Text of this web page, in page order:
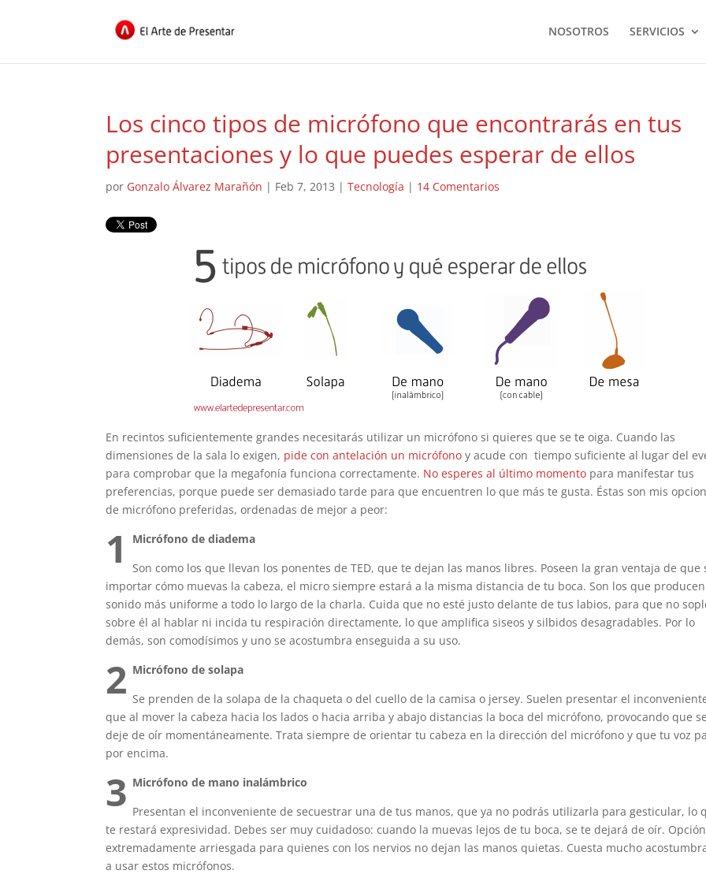
NOSOTROS SERVICIOS
Los cinco tipos de micrófono que encontrarás en tus
presentaciones y lo que puedes esperar de ellos
por Gonzalo Álvarez Marañón | Feb 7, 2013 |Tecnología | 14 Comentarios
En recintos suficientemente grandes necesitarás utilizar un micrófono si quieres que se te oiga. Cuando las
dimensiones de la sala lo exigen, pide con antelación un micrófono y acude con tiempo suficiente al lugar del
para comprobar que la megafonía funciona correctamente. No esperes al último momento para manifestar tus
preferencias, porque puede ser demasiado tarde para que encuentren lo que más te gusta. Éstas son mis
de micrófono preferidas, ordenadas de mejor a peor:
1
Micrófono de diadema
Son como los que llevan los ponentes de TED, que te dejan las manos libres. Poseen la gran ventaja de que
importar cómo muevas la cabeza, el micro siempre estará a la misma distancia de tu boca. Son los que
sonido más uniforme a todo lo largo de la charla. Cuida que no esté justo delante de tus labios, para que no
sobre él al hablar ni incida tu respiración directamente, lo que amplifica siseos y silbidos desagradables. Por lo
demás, son comodísimos y uno se acostumbra enseguida a su uso.
2 Micrófono de solapa
Se prenden de la solapa de la chaqueta o del cuello de la camisa o jersey. Suelen presentar el
que al mover la cabeza hacia los lados o hacia arriba y abajo distancias la boca del micrófono, provocando que
deje de oír momentáneamente. Trata siempre de orientar tu cabeza en la dirección del micrófono y que tu voz
por encima.
3 Micrófono de mano inalámbrico
Presentan el inconveniente de secuestrar una de tus manos, que ya no podrás utilizarla para gesticular, lo
te restará expresividad. Debes ser muy cuidadoso: cuando la muevas lejos de tu boca, se te dejará de oír. Opción
extremadamente arriesgada para quienes con los nervios no dejan las manos quietas. Cuesta mucho
a usar estos micrófonos.